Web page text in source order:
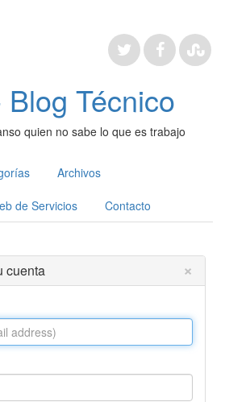
Técnico
quien no sabe lo que es trabajo
Archivos
de Servicios Contacto
cuenta ×